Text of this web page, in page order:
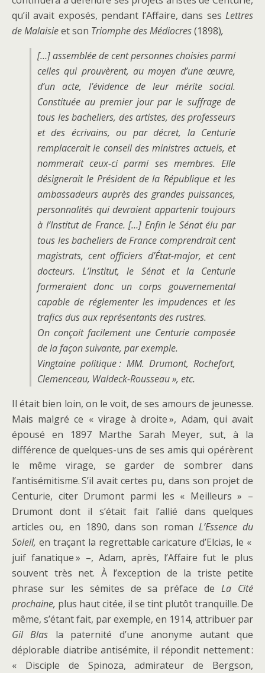
qu’il avait exposés, pendant l’Affaire, dans ses Lettres
de Malaisieet son Triomphe des Médiocres(1898),
[…] assemblée de cent personnes choisies parmi
celles qui prouvèrent, au moyen d’une œuvre,
d’un acte, l’évidence de leur mérite social.
Constituée au premier jour par le suffrage de
tous les bacheliers, des artistes, des professeurs
et des écrivains, ou par décret, la Centurie
remplacerait le conseil des ministres actuels, et
nommerait ceux-ci parmi ses membres. Elle
désignerait le Président de la République et les
ambassadeurs auprès des grandes puissances,
personnalités qui devraient appartenir toujours
à l’Institut de France. […] Enfin le Sénat élu par
tous les bacheliers de France comprendrait cent
magistrats, cent officiers d’État-major, et cent
docteurs. L’Institut, le Sénat et la Centurie
formeraient donc un corps gouvernemental
capable de réglementer les impudences et les
trafics dus aux représentants des rustres.
On conçoit facilement une Centurie composée
de la façon suivante, par exemple.
Vingtaine politique : MM. Drumont, Rochefort,
Clemenceau, Waldeck-Rousseau », etc.
Il était bien loin, on le voit, de ses amours de jeunesse.
Mais malgré ce « virage à droite », Adam, qui avait
épousé en 1897 Marthe Sarah Meyer, sut, à la
différence de quelques-uns de ses amis qui opérèrent
le même virage, se garder de sombrer dans
l’antisémitisme. S’il avait certes pu, dans son projet de
Centurie, citer Drumont parmi les « Meilleurs » –
Drumont dont il s’était fait l’allié dans quelques
articles ou, en 1890, dans son roman L’Essence du
Soleil, en traçant la regrettable caricature d’Elcias, le «
juif fanatique » –, Adam, après, l’Affaire fut le plus
souvent très net. À l’exception de la triste petite
phrase sur les sémites de sa préface deLa Cité
prochaine, plus haut citée, il se tint plutôt tranquille. De
même, s’étant fait, par exemple, en 1914, attribuer par
Gil Blas la paternité d’une anonyme autant que
déplorable diatribe antisémite, il répondit nettement :
« Disciple de Spinoza, admirateur de Bergson,